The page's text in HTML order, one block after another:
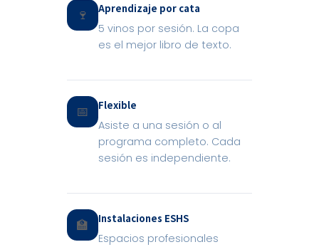
🍷 Aprendizaje por cata
5 vinos por sesión. La copa
es el mejor libro de texto.
📅 Flexible
Asiste a una sesión o al
programa completo. Cada
sesión es independiente.
🏫 Instalaciones ESHS
Espacios profesionales